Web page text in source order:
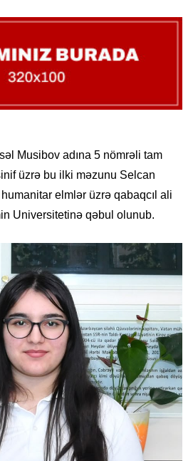
Musibov adına 5 nömrəli tam
üzrə bu ilki məzunu Selcan
elmlər üzrə qabaqcıl ali
Universitetinə qəbul olunub.